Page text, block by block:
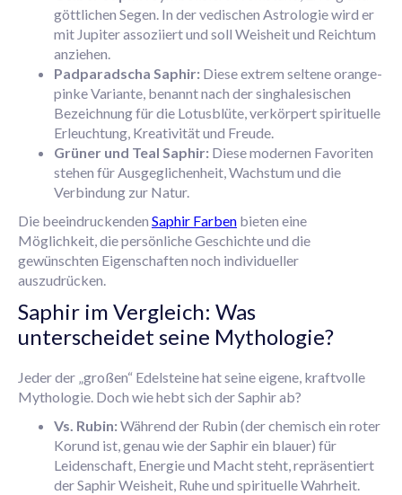
göttlichen Segen. In der vedischen Astrologie wird er
mit Jupiter assoziiert und soll Weisheit und Reichtum
anziehen.
Padparadscha Saphir: Diese extrem seltene orange-
pinke Variante, benannt nach der singhalesischen
Bezeichnung für die Lotusblüte, verkörpert spirituelle
Erleuchtung, Kreativität und Freude.
Grüner und Teal Saphir: Diese modernen Favoriten
stehen für Ausgeglichenheit, Wachstum und die
Verbindung zur Natur.
Die beeindruckenden Saphir Farben bieten eine
Möglichkeit, die persönliche Geschichte und die
gewünschten Eigenschaften noch individueller
auszudrücken.
Saphir im Vergleich: Was
unterscheidet seine Mythologie?
Jeder der „großen“ Edelsteine hat seine eigene, kraftvolle
Mythologie. Doch wie hebt sich der Saphir ab?
Vs. Rubin:Während der Rubin (der chemisch ein roter
Korund ist, genau wie der Saphir ein blauer) für
Leidenschaft, Energie und Macht steht, repräsentiert
der Saphir Weisheit, Ruhe und spirituelle Wahrheit.